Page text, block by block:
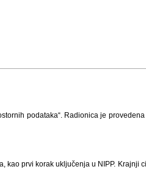
podataka“. Radionica je
prvi korak uključenja u NIPP. Krajnji